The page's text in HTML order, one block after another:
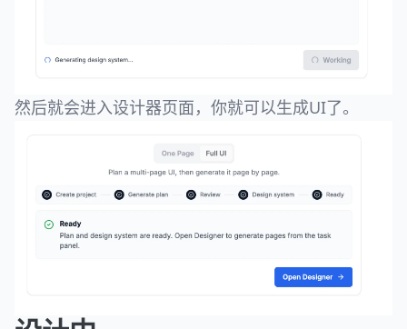
然后就会进入设计器页面，你就可以生成UI了。